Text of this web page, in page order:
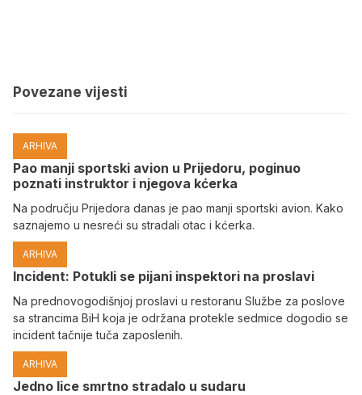
Povezane vijesti
ARHIVA
Pao manji sportski avion u Prijedoru, poginuo
poznati instruktor i njegova kćerka
Na području Prijedora danas je pao manji sportski avion. Kako
saznajemo u nesreći su stradali otac i kćerka.
ARHIVA
Incident: Potukli se pijani inspektori na proslavi
Na prednovogodišnjoj proslavi u restoranu Službe za poslove
sa strancima BiH koja je održana protekle sedmice dogodio se
incident tačnije tuča zaposlenih.
ARHIVA
Јedno lice smrtno stradalo u sudaru